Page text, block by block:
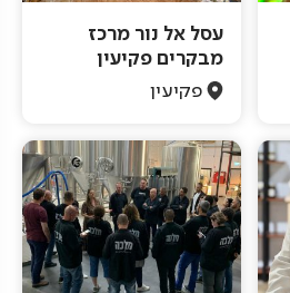
עסל אל נור מרכז
מבקרים פקיעין
פקיעין